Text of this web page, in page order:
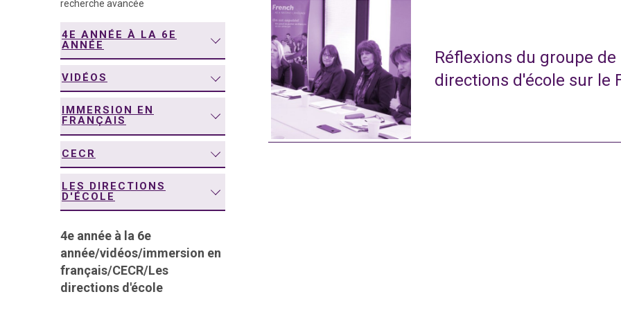
recherche avancée
4E ANNÉE À LA 6E
ANNÉE
VIDÉOS
IMMERSION EN
FRANÇAIS
CECR
LES DIRECTIONS
D'ÉCOLE
4e année à la 6e
année/vidéos/immersion en
français/CECR/Les
directions d'école
Réflexions du groupe
directions d'école sur le